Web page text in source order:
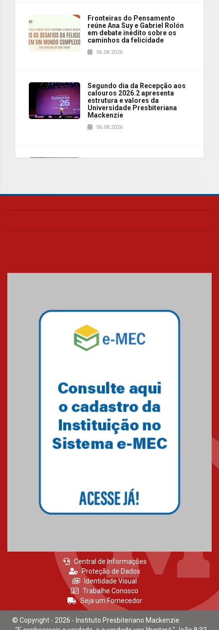
Fronteiras do Pensamento
reúne Ana Suy e Gabriel Rolón
em debate inédito sobre os
caminhos da felicidade
06.08.2026
Segundo dia da Recepção aos
calouros 2026.2 apresenta
estrutura e valores da
Universidade Presbiteriana
Mackenzie
06.08.2026
realizará nova edição da Feira
04.08.2026
Mackenzie recepciona os
calouros do segundo semestre
Como o Colégio Mackenzie
Brasília prepara seus
estudantes para o PAS antes
mesmo do Ensino Médio
04.08.2026
Central de Informações
Proteção de Dados
Identidade Visual
Trabalhe Conosco
Seja um Fornecedor
© Copyright - 2026 - Instituto Presbiteriano Mackenzie